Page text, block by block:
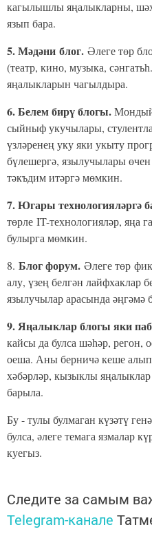
кагылышлы яңалыкларны,
язып бара.
5. Мәдәни блог. Әлеге төр
(театр, кино, музыка,
яңалыкларын чагылдыра.
6. Белем бирү блогы.
сыйныф укучылары,
үзләренең уку яки укыту
бүлешергә, язылучылары
тәкъдим итәргә мөмкин.
7. Югары технологияләргә
төрле IT-технологияләр, яңа
булырга мөмкин.
8. Блог форум. Әлеге төр
алу, үзең белгән лайфхаклар
язылучылар арасында әңгәмә
9. Яңалыклар блогы яки
кайсы да булса шәһәр, регон,
оеша. Аны берничә кеше
хәбәрләр, кызыклы
барыла.
Бу - тулы булмаган күзәтү
булса, әлеге темага язмалар
куегыз.
Следите за самым
Telegram-канале